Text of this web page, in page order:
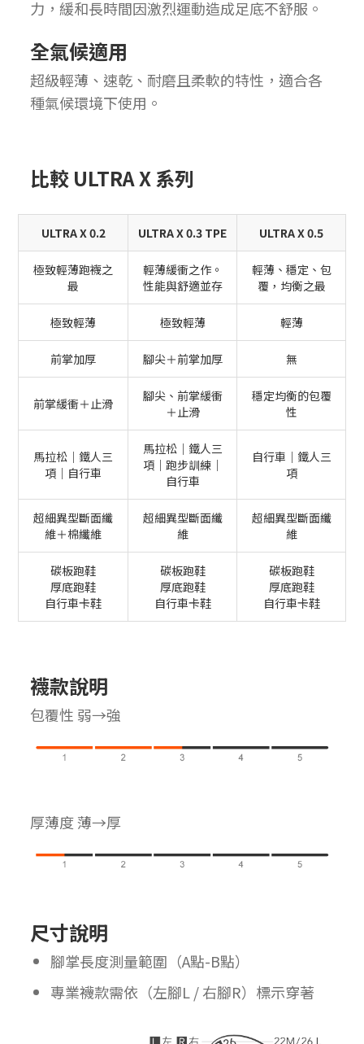
力，緩和長時間因激烈運動造成足底不舒服。
全氣候適用
超級輕薄、速乾、耐磨且柔軟的特性，適合各
種氣候環境下使用。
比較 ULTRA X 系列
ULTRA X 0.2 ULTRA X 0.3 TPE ULTRA X 0.5
極致輕薄跑襪之
最
輕薄緩衝之作。
性能與舒適並存
輕薄、穩定、包
覆，均衡之最
極致輕薄 極致輕薄 輕薄
前掌加厚 腳尖＋前掌加厚 無
前掌緩衝＋止滑
腳尖、前掌緩衝
＋止滑
穩定均衡的包覆
性
馬拉松｜鐵人三
項｜自行車
馬拉松｜鐵人三
項｜跑步訓練｜
自行車
自行車｜鐵人三
項
超細異型斷面纖
維＋棉纖維
超細異型斷面纖
維
超細異型斷面纖
維
碳板跑鞋
厚底跑鞋
自行車卡鞋
碳板跑鞋
厚底跑鞋
自行車卡鞋
碳板跑鞋
厚底跑鞋
自行車卡鞋
襪款說明
包覆性 弱→強
厚薄度 薄→厚
尺寸說明
腳掌長度測量範圍（A點-B點）
專業襪款需依（左腳L / 右腳R）標示穿著